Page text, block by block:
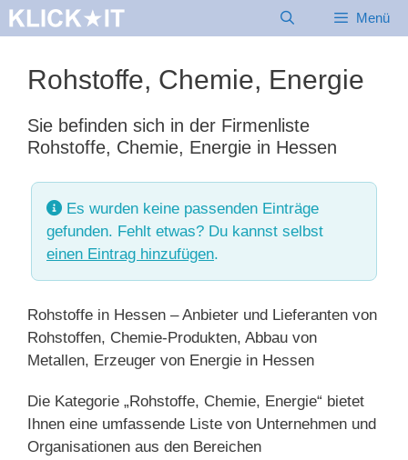
Zum
Inhalt
Menü
Rohstoffe, Chemie, Energie
Sie befinden sich in der Firmenliste
Rohstoffe, Chemie, Energie in Hessen
Es wurden keine passenden Einträge
gefunden. Fehlt etwas? Du kannst selbst
einen Eintrag hinzufügen.
Rohstoffe in Hessen – Anbieter und Lieferanten von
Rohstoffen, Chemie-Produkten, Abbau von
Metallen, Erzeuger von Energie in Hessen
Die Kategorie „Rohstoffe, Chemie, Energie“ bietet
Ihnen eine umfassende Liste von Unternehmen und
Organisationen aus den Bereichen